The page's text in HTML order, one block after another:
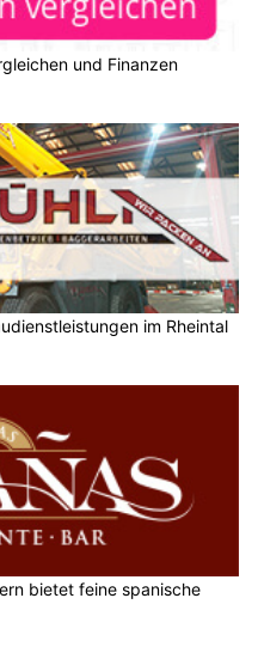
und Finanzen
im Rheintal
bietet feine spanische